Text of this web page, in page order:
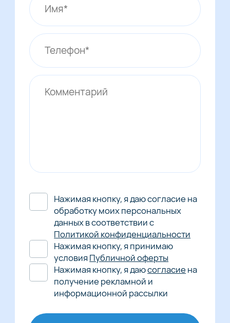
Нажимая кнопку, я даю согласие на
обработку моих персональных
данных в соответствии с
Политикой конфиденциальности
Нажимая кнопку, я принимаю
условия Публичной оферты
Нажимая кнопку, я даюсогласие на
получение рекламной и
информационной рассылки